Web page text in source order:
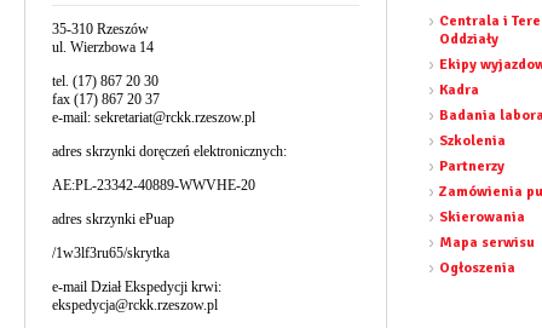
35-310 Rzeszów
ul. Wierzbowa 14
tel. (17) 867 20 30
fax (17) 867 20 37
e-mail: sekretariat@rckk.rzeszow.pl
adres skrzynki doręczeń elektronicznych:
AE:PL-23342-40889-WWVHE-20
adres skrzynki ePuap
/1w3lf3ru65/skrytka
e-mail Dział Ekspedycji krwi:
ekspedycja@rckk.rzeszow.pl
Centrala i
Oddziały
Ekipy
Kadra
Badania
Szkolenia
Partnerzy
Zamówienia
Skierowania
Mapa serwisu
Ogłoszenia